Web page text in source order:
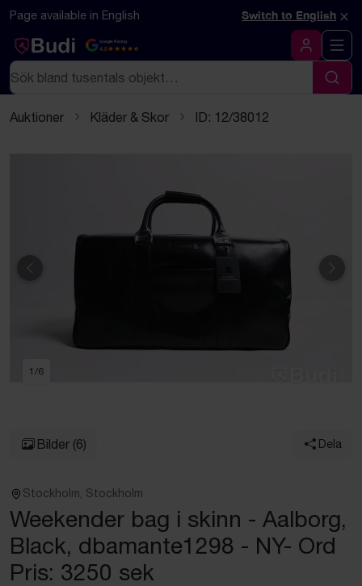
Hoppa till innehåll
Textbaserad (markdown) version av denna sida
Page available in English Switch to English ×
Google Rating
4.5
Logga in
Sök
Sök
Auktioner Kläder & Skor ID: 12/38012
Föregående
1 /6
Bilder (6) Dela
Stockholm, Stockholm
Weekender bag i skinn - Aalborg,
Black, dbamante1298 - NY- Ord
Pris: 3250 sek